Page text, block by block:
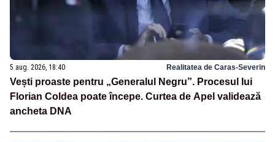
5 aug. 2026, 18:40 Realitatea de Caras-Severin
Vești proaste pentru „Generalul Negru”. Procesul lui
Florian Coldea poate începe. Curtea de Apel validează
ancheta DNA